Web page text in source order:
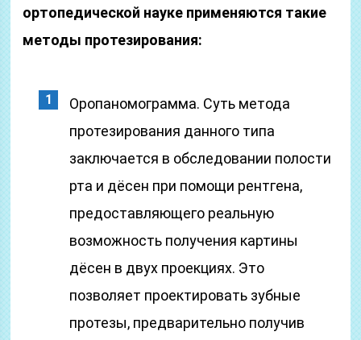
ортопедической науке применяются такие
методы протезирования:
Оропаномограмма. Суть метода
протезирования данного типа
заключается в обследовании полости
рта и дёсен при помощи рентгена,
предоставляющего реальную
возможность получения картины
дёсен в двух проекциях. Это
позволяет проектировать зубные
протезы, предварительно получив